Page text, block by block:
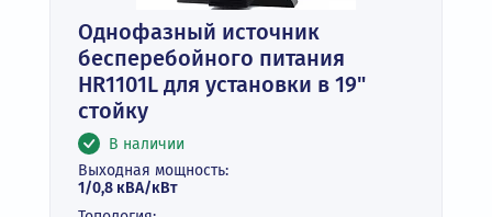
Однофазный источник
бесперебойного питания
HR1101L для установки в 19"
стойку
В наличии
Выходная мощность:
1/0,8 кВА/кВт